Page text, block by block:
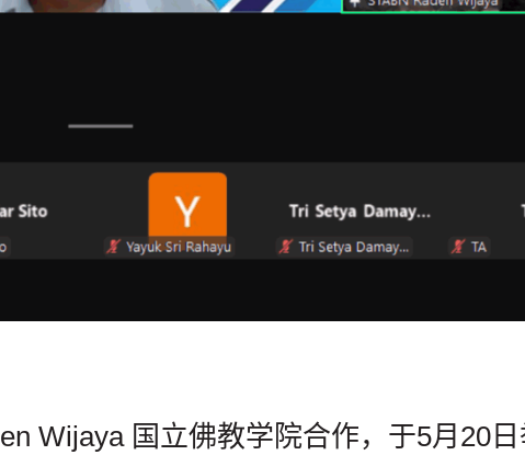
Wijaya 国立佛教学院合作，于5月20